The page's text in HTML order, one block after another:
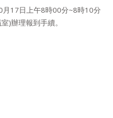
17日上午8時00分~8時10分
)辦理報到手續。